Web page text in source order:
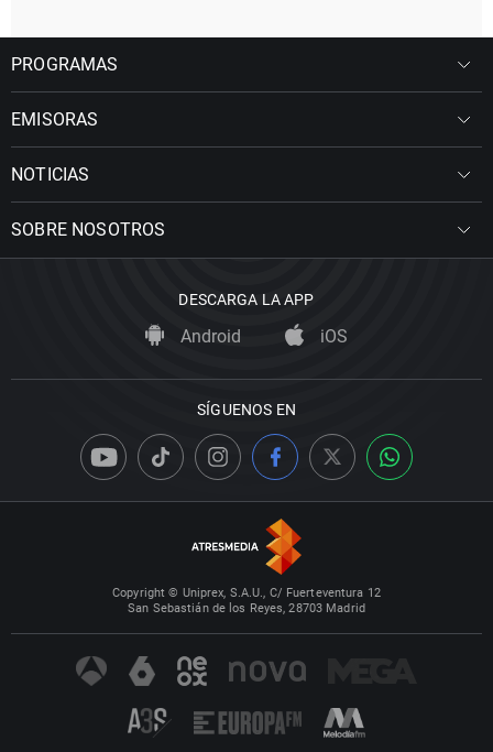
PROGRAMAS
EMISORAS
NOTICIAS
SOBRE NOSOTROS
DESCARGA LA APP
Android iOS
SÍGUENOS EN
Copyright © Uniprex, S.A.U., C/ Fuerteventura 12
San Sebastián de los Reyes, 28703 Madrid